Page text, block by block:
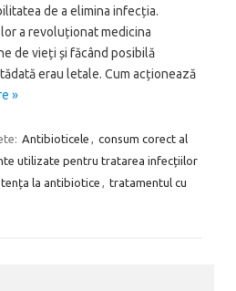
de a elimina infecția.
a revoluționat medicina
de vieți și făcând posibilă
erau letale. Cum acționează
»
Antibioticele , consum corect al
utilizate pentru tratarea infecțiilor
la antibiotice , tratamentul cu